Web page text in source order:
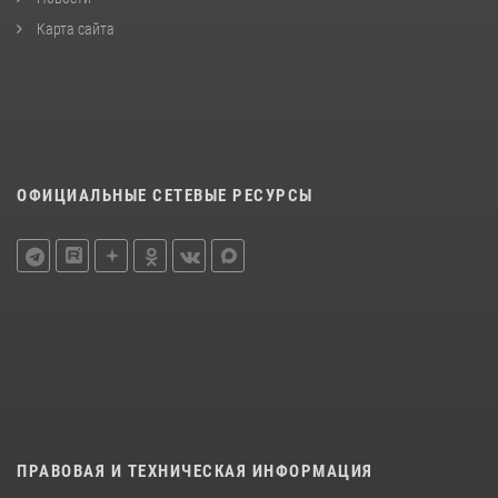
Карта сайта
ОФИЦИАЛЬНЫЕ СЕТЕВЫЕ РЕСУРСЫ
ПРАВОВАЯ И ТЕХНИЧЕСКАЯ ИНФОРМАЦИЯ